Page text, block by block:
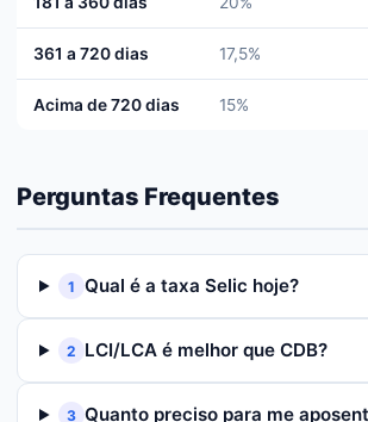
361 a 720 dias 17,5%
Acima de 720 dias 15%
Perguntas Frequentes
1 Qual é a taxa Selic hoje?
2 LCI/LCA é melhor que CDB?
3 Quanto preciso para me